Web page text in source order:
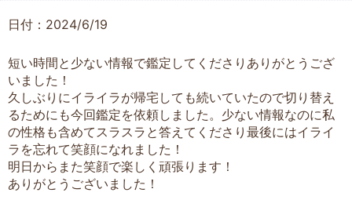
日付：2024/6/19
短い時間と少ない情報で鑑定してくださりありがとうござ
いました！
久しぶりにイライラが帰宅しても続いていたので切り替え
るためにも今回鑑定を依頼しました。少ない情報なのに私
の性格も含めてスラスラと答えてくださり最後にはイライ
ラを忘れて笑顔になれました！
明日からまた笑顔で楽しく頑張ります！
ありがとうございました！